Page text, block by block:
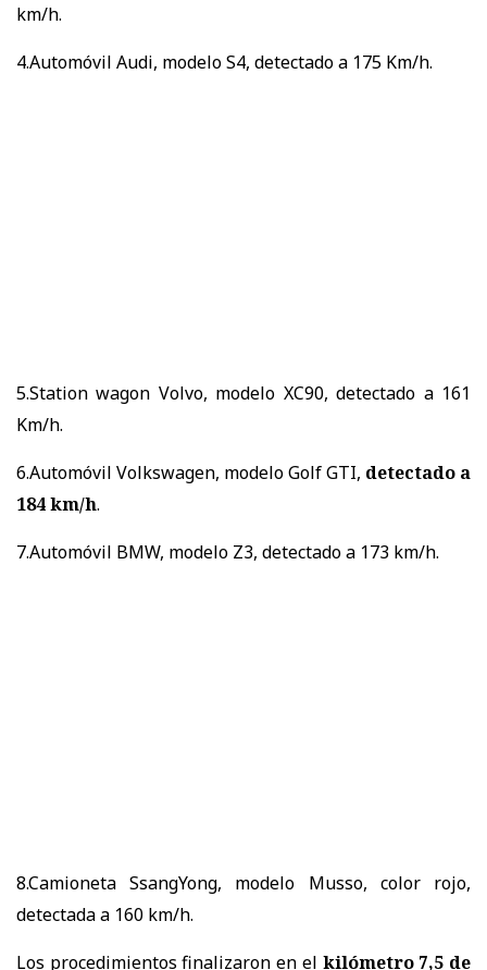
km/h.
4.Automóvil Audi, modelo S4, detectado a 175 Km/h.
5.Station wagon Volvo, modelo XC90, detectado a 161
Km/h.
6.Automóvil Volkswagen, modelo Golf GTI, detectado a
184 km/h.
7.Automóvil BMW, modelo Z3, detectado a 173 km/h.
8.Camioneta SsangYong, modelo Musso, color rojo,
detectada a 160 km/h.
Los procedimientos finalizaron en el kilómetro 7,5 de